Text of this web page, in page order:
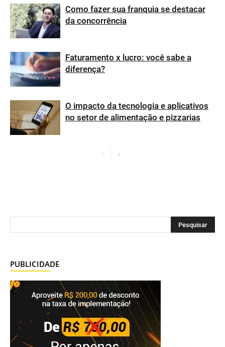
Como fazer sua franquia se destacar
da concorrência
Faturamento x lucro: você sabe a
diferença?
O impacto da tecnologia e aplicativos
no setor de alimentação e pizzarias
PUBLICIDADE